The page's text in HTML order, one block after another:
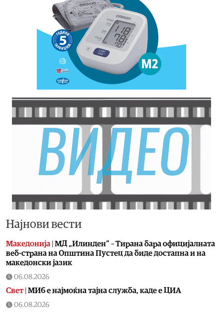
Најнови вести
Македонија МД „Илинден“ – Тирана бара официјалната
веб-страна на Општина Пустец да биде достапна и на
македонски јазик
06.08.2026
Свет| МИ6 е најмоќна тајна служба, каде е ЦИА
06.08.2026